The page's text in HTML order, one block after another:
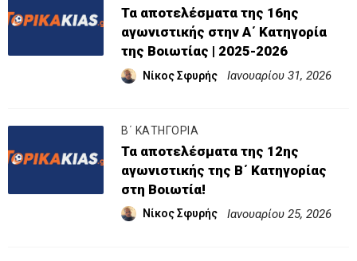
Τα αποτελέσματα της 16ης
αγωνιστικής στην Α΄ Κατηγορία
της Βοιωτίας | 2025-2026
Νίκος Σφυρής Ιανουαρίου 31, 2026
Β΄ ΚΑΤΗΓΟΡΙΑ
Τα αποτελέσματα της 12ης
αγωνιστικής της Β΄ Κατηγορίας
στη Βοιωτία!
Νίκος Σφυρής Ιανουαρίου 25, 2026